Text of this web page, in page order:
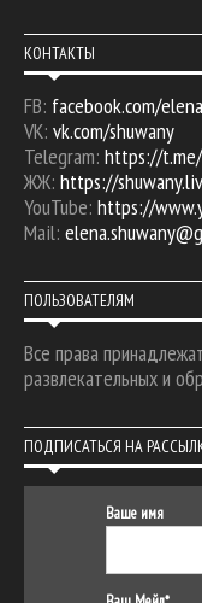
КОНТАКТЫ
FB: facebook.com/
VK: vk.com/shuwany
Telegram: https://t.me/
ЖЖ: https://
YouTube: https://
Mail:
ПОЛЬЗОВАТЕЛЯМ
Все права
развлекательных и
ПОДПИСАТЬСЯ НА
Ваше имя